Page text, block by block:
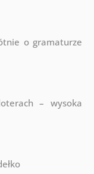
o gramaturze
– wysoka